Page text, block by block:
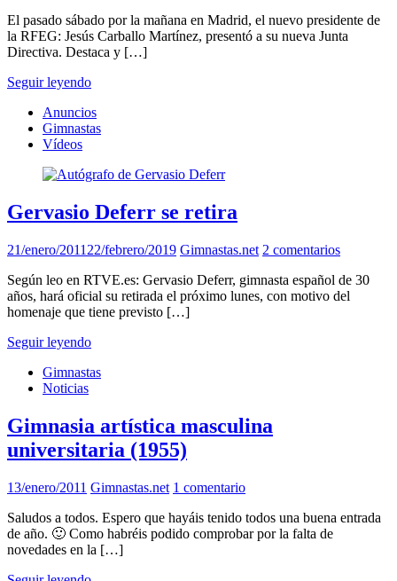
El pasado sábado por la mañana en Madrid, el nuevo presidente de
la RFEG: Jesús Carballo Martínez, presentó a su nueva Junta
Directiva. Destaca y […]
Seguir leyendo
Anuncios
Gimnastas
Vídeos
Gervasio Deferr se retira
21/enero/2011 22/febrero/2019 Gimnastas.net 2 comentarios
Según leo en RTVE.es: Gervasio Deferr, gimnasta español de 30
años, hará oficial su retirada el próximo lunes, con motivo del
homenaje que tiene previsto […]
Seguir leyendo
Gimnastas
Noticias
Gimnasia artística masculina
universitaria (1955)
13/enero/2011 Gimnastas.net 1 comentario
Saludos a todos. Espero que hayáis tenido todos una buena entrada
de año. 🙂 Como habréis podido comprobar por la falta de
novedades en la […]